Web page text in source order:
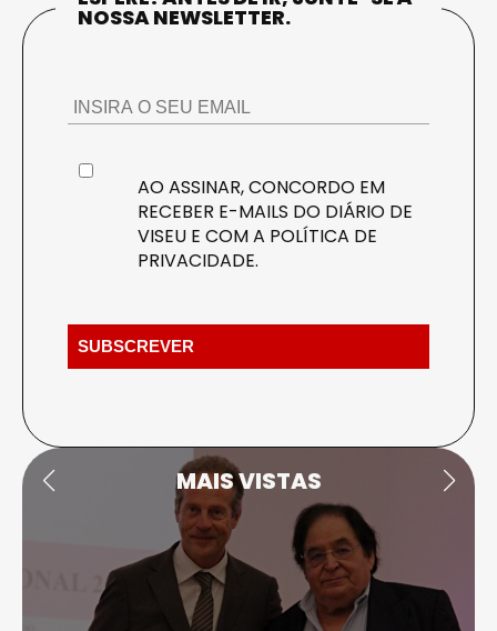
NOSSA NEWSLETTER.
AO ASSINAR, CONCORDO EM
RECEBER E-MAILS DO DIÁRIO DE
VISEU E COM A POLÍTICA DE
PRIVACIDADE.
MAIS VISTAS